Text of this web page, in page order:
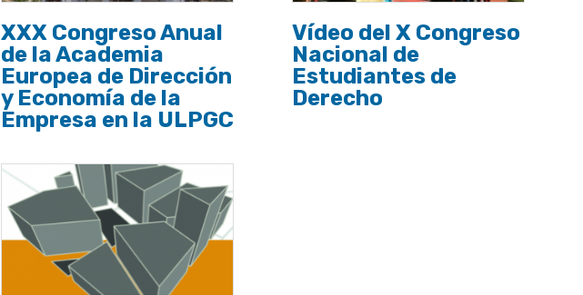
XXX Congreso Anual
de la Academia
Europea de Dirección
y Economía de la
Empresa en la ULPGC
Vídeo del X Congreso
Nacional de
Estudiantes de
Derecho